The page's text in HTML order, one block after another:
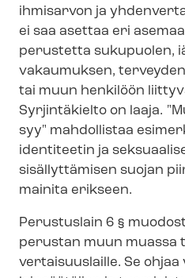
ihmisarvon ja
ei saa asettaa eri
perustetta sukupuolen,
vakaumuksen,
tai muun henkilöön
Syrjintäkielto on laaja.
syy" mahdollistaa
identiteetin ja
sisällyttämisen suojan
mainita erikseen.
Perustuslain 6 §
perustan muun muassa
ver­tai­suus­lail­le. Se